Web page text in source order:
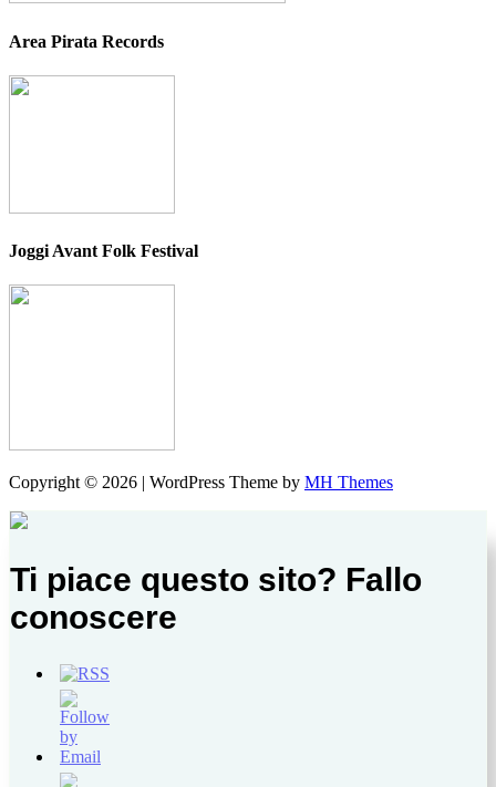
Area Pirata Records
Joggi Avant Folk Festival
Copyright © 2026 | WordPress Theme by MH Themes
Ti piace questo sito? Fallo
conoscere